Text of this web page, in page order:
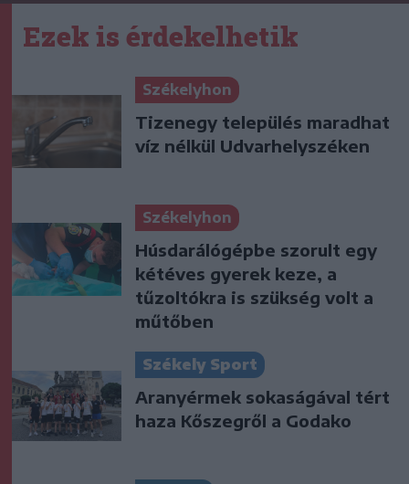
Ezek is érdekelhetik
Székelyhon
Tizenegy település maradhat
víz nélkül Udvarhelyszéken
Székelyhon
Húsdarálógépbe szorult egy
kétéves gyerek keze, a
tűzoltókra is szükség volt a
műtőben
Székely Sport
Aranyérmek sokaságával tért
haza Kőszegről a Godako